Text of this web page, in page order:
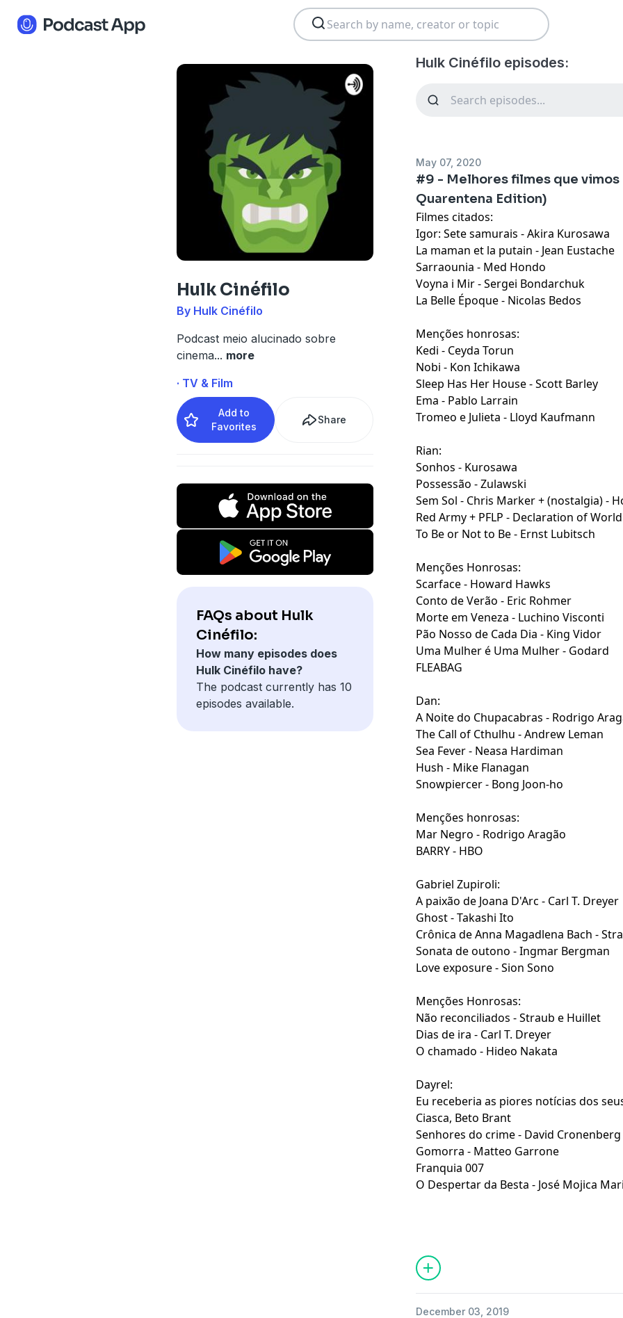
Hulk Cinéfilo
By Hulk Cinéfilo
Podcast meio alucinado sobre
cinema... more
· TV & Film
Add to
Favorites
Share
FAQs about Hulk
Cinéfilo:
How many episodes does
Hulk Cinéfilo have?
The podcast currently has 10
episodes available.
Hulk Cinéfilo episodes:
May 07, 2020
#9 - Melhores filmes que
Quarentena Edition)
Filmes citados:
Igor: Sete samurais - Akira Kurosawa
La maman et la putain - Jean Eustache
Sarraounia - Med Hondo
Voyna i Mir - Sergei Bondarchuk
La Belle Époque - Nicolas Bedos
Menções honrosas:
Kedi - Ceyda Torun
Nobi - Kon Ichikawa
Sleep Has Her House - Scott Barley
Ema - Pablo Larrain
Tromeo e Julieta - Lloyd Kaufmann
Rian:
Sonhos - Kurosawa
Possessão - Zulawski
Sem Sol - Chris Marker + (nostalgia) -
Red Army + PFLP - Declaration of
To Be or Not to Be - Ernst Lubitsch
Menções Honrosas:
Scarface - Howard Hawks
Conto de Verão - Eric Rohmer
Morte em Veneza - Luchino Visconti
Pão Nosso de Cada Dia - King Vidor
Uma Mulher é Uma Mulher - Godard
FLEABAG
Dan:
A Noite do Chupacabras - Rodrigo
The Call of Cthulhu - Andrew Leman
Sea Fever - Neasa Hardiman
Hush - Mike Flanagan
Snowpiercer - Bong Joon-ho
Menções honrosas:
Mar Negro - Rodrigo Aragão
BARRY - HBO
Gabriel Zupiroli:
A paixão de Joana D'Arc - Carl T. Dreyer
Ghost - Takashi Ito
Crônica de Anna Magadlena Bach -
Sonata de outono - Ingmar Bergman
Love exposure - Sion Sono
Menções Honrosas:
Não reconciliados - Straub e Huillet
Dias de ira - Carl T. Dreyer
O chamado - Hideo Nakata
Dayrel:
Eu receberia as piores notícias dos
Ciasca, Beto Brant
Senhores do crime - David Cronenberg
Gomorra - Matteo Garrone
Franquia 007
O Despertar da Besta - José Mojica
December 03, 2019